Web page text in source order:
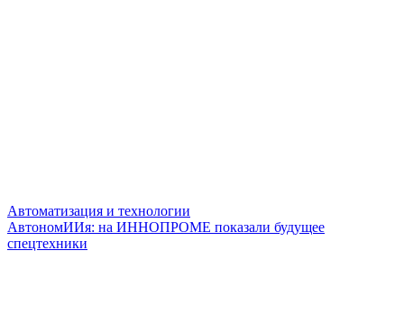
Автоматизация и технологии
АвтономИИя: на ИННОПРОМЕ показали будущее
спецтехники